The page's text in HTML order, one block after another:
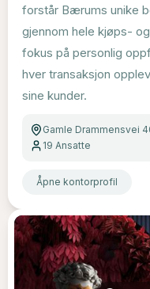
forstår Bærums unike
gjennom hele kjøps-
fokus på personlig
hver transaksjon
sine kunder.
Gamle Drammensvei
19 Ansatte
Åpne kontorprofil